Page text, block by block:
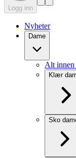
Logg inn
Nyheter
Dame
Alt innen
Klær
Sko